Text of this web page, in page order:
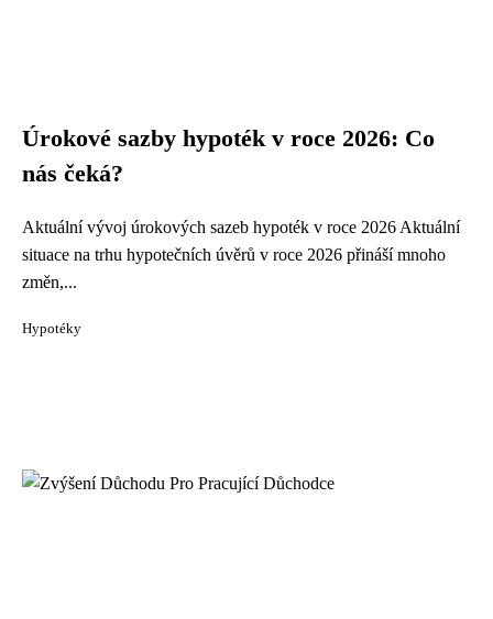
Úrokové sazby hypoték v roce 2026: Co
nás čeká?
Aktuální vývoj úrokových sazeb hypoték v roce 2026 Aktuální
situace na trhu hypotečních úvěrů v roce 2026 přináší mnoho
změn,...
Hypotéky